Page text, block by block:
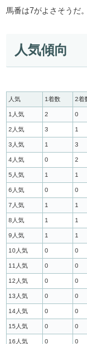
馬番は7がよさそうだ
人気傾向
人気 1着数 2着
1人気 2 0
2人気 3 1
3人気 1 3
4人気 0 2
5人気 1 1
6人気 0 0
7人気 1 1
8人気 1 1
9人気 1 1
10人気 0 0
11人気 0 0
12人気 0 0
13人気 0 0
14人気 0 0
15人気 0 0
16人気 0 0